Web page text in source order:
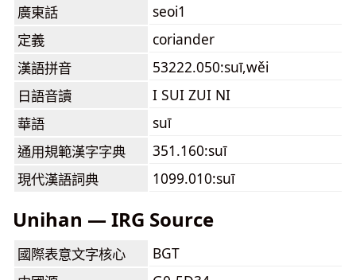
廣東話
seoi1
定義
coriander
漢語拼音
53222.050:suī,wěi
日語音讀
I SUI ZUI NI
華語
suī
通用規範漢字字典
351.160:suī
現代漢語詞典
1099.010:suī
Unihan — IRG Source
國際表意文字核心
BGT